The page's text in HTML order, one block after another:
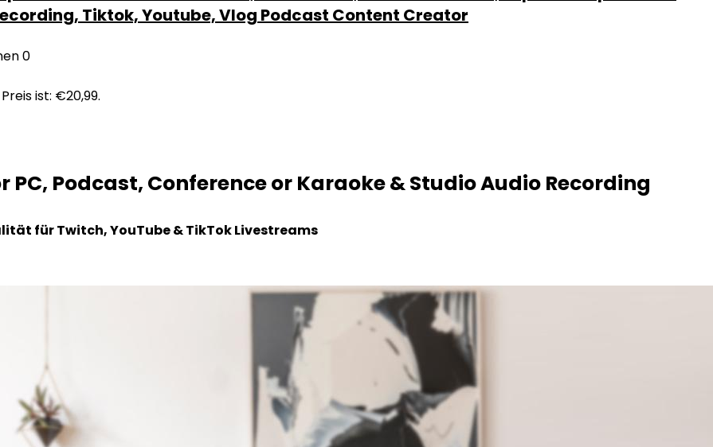
Tiktok, Youtube, Vlog Podcast Content Creator
0
ist: €20,99.
Podcast, Conference or Karaoke & Studio Audio Recording
für Twitch, YouTube & TikTok Livestreams